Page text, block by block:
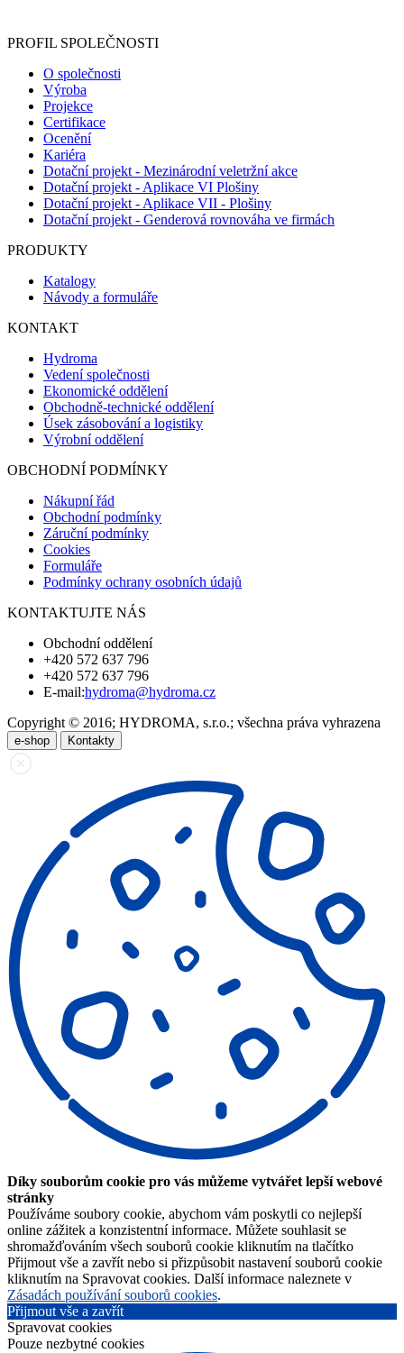
PROFIL SPOLEČNOSTI
O společnosti
Výroba
Projekce
Certifikace
Ocenění
Kariéra
Dotační projekt - Mezinárodní veletržní akce
Dotační projekt - Aplikace VI Plošiny
Dotační projekt - Aplikace VII - Plošiny
Dotační projekt - Genderová rovnováha ve firmách
PRODUKTY
Katalogy
Návody a formuláře
KONTAKT
Hydroma
Vedení společnosti
Ekonomické oddělení
Obchodně-technické oddělení
Úsek zásobování a logistiky
Výrobní oddělení
OBCHODNÍ PODMÍNKY
Nákupní řád
Obchodní podmínky
Záruční podmínky
Cookies
Formuláře
Podmínky ochrany osobních údajů
KONTAKTUJTE NÁS
Obchodní oddělení
+420 572 637 796
+420 572 637 796
E-mail:hydroma@hydroma.cz
Copyright © 2016; HYDROMA, s.r.o.; všechna práva vyhrazena
e-shop Kontakty
Díky souborům cookie pro vás můžeme vytvářet lepší webové
stránky
Používáme soubory cookie, abychom vám poskytli co nejlepší
online zážitek a konzistentní informace. Můžete souhlasit se
shromažďováním všech souborů cookie kliknutím na tlačítko
Přijmout vše a zavřít nebo si přizpůsobit nastavení souborů cookie
kliknutím na Spravovat cookies. Další informace naleznete v
Zásadách používání souborů cookies.
Přijmout vše a zavřít
Spravovat cookies
Pouze nezbytné cookies